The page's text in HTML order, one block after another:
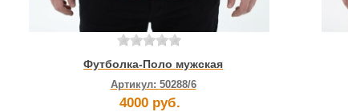
Футболка-Поло мужская
Артикул: 50288/6
4000 руб.